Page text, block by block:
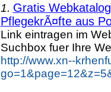
1. Gratis
PflegekrÃ¤fte aus
Link eintragen im
Suchbox fuer Ihre
http://www.xn--